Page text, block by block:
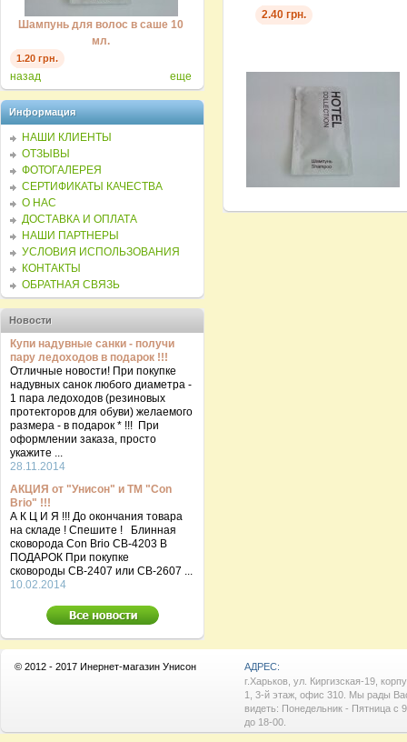
2.40 грн.
Шампунь для волос в саше 10
мл.
1.20 грн.
Мыло одноразовое для гостиниц
назад еще
Информация
НАШИ КЛИЕНТЫ
ОТЗЫВЫ
ФОТОГАЛЕРЕЯ
СЕРТИФИКАТЫ КАЧЕСТВА
О НАС
ДОСТАВКА И ОПЛАТА
НАШИ ПАРТНЕРЫ
УСЛОВИЯ ИСПОЛЬЗОВАНИЯ
КОНТАКТЫ
ОБРАТНАЯ СВЯЗЬ
Новости
Купи надувные санки - получи
пару ледоходов в подарок !!!
Отличные новости! При покупке
надувных санок любого диаметра -
1 пара ледоходов (резиновых
протекторов для обуви) желаемого
размера - в подарок * !!! При
оформлении заказа, просто
укажите ...
28.11.2014
АКЦИЯ от "Унисон" и ТМ "Con
Brio" !!!
А К Ц И Я !!! До окончания товара
на складе ! Спешите ! Блинная
сковорода Con Brio CB-4203 В
ПОДАРОК При покупке
сковороды СВ-2407 или СВ-2607 ...
10.02.2014
© 2012 - 2017 Инернет-магазин Унисон
АДРЕС:
г.Харьков, ул. Киргизская-19,
1, 3-й этаж, офис 310. Мы рады
видеть: Понедельник - Пятница с
до 18-00.